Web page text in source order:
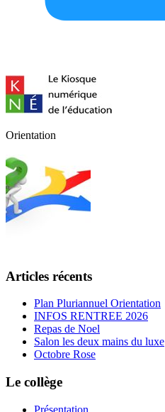
Orientation
Articles récents
Plan Pluriannuel Orientation
INFOS RENTREE 2026
Repas de Noel
Salon les deux mains du luxe
Octobre Rose
Le collège
Présentation